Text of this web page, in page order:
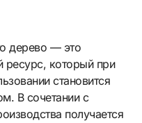
дерево — это
ресурс, который при
становится
В сочетании с
получается